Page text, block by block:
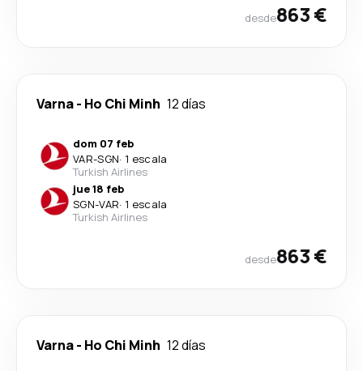
desde863 €
Varna- Ho Chi Minh 12 días
dom 07 feb
VAR-SGN· 1 escala
Turkish Airlines
jue 18 feb
SGN-VAR· 1 escala
Turkish Airlines
desde863 €
Varna- Ho Chi Minh 12 días